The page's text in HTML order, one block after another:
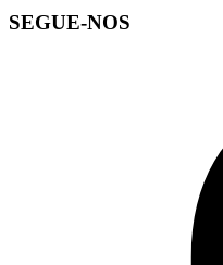
SEGUE-NOS